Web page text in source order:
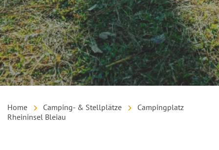
Home Camping- & Stellplätze
Campingplatz
Rheininsel Bleiau